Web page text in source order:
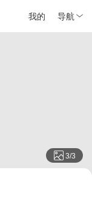
我的 导航
3/3